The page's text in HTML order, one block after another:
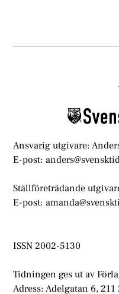
Ansvarig utgivare:
E-post:
Ställföreträdande
E-post:
ISSN 2002-5130
Tidningen ges ut av
Adress: Adelgatan 6,